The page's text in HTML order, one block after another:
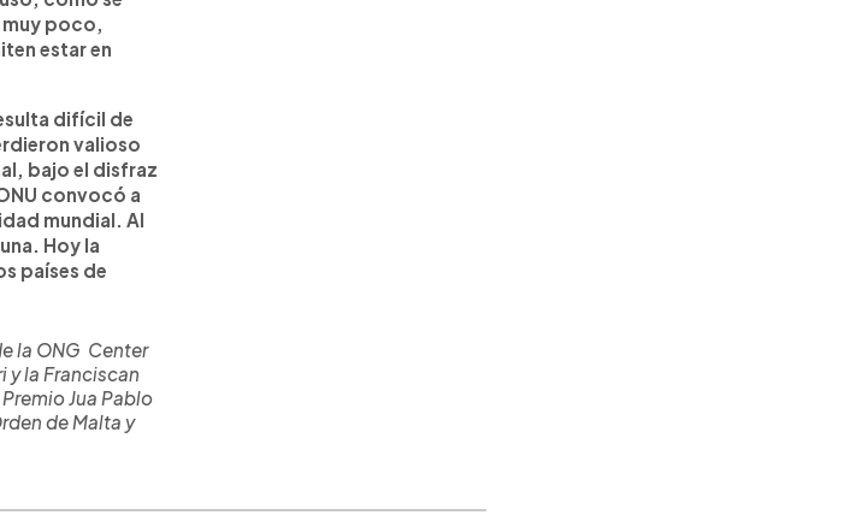
muy poco,
estar en
difícil de
valioso
bajo el disfraz
convocó a
mundial. Al
Hoy la
países de
la ONG Center
y la Franciscan
Jua Pablo
de Malta y